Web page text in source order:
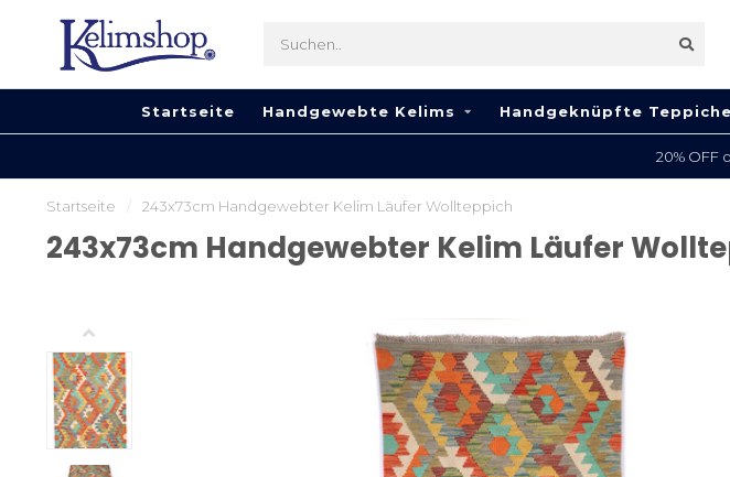
Startseite Handgewebte Kelims Handgeknüpfte Teppiche
Startseite 243x73cm Handgewebter Kelim Läufer Wollteppich
243x73cm Handgewebter Kelim Läufer